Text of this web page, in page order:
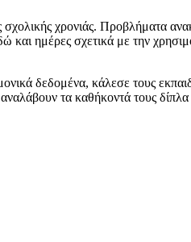
χρονιάς. Προβλήματα
και ημέρες σχετικά με την
δεδομένα, κάλεσε τους
τα καθήκοντά τους